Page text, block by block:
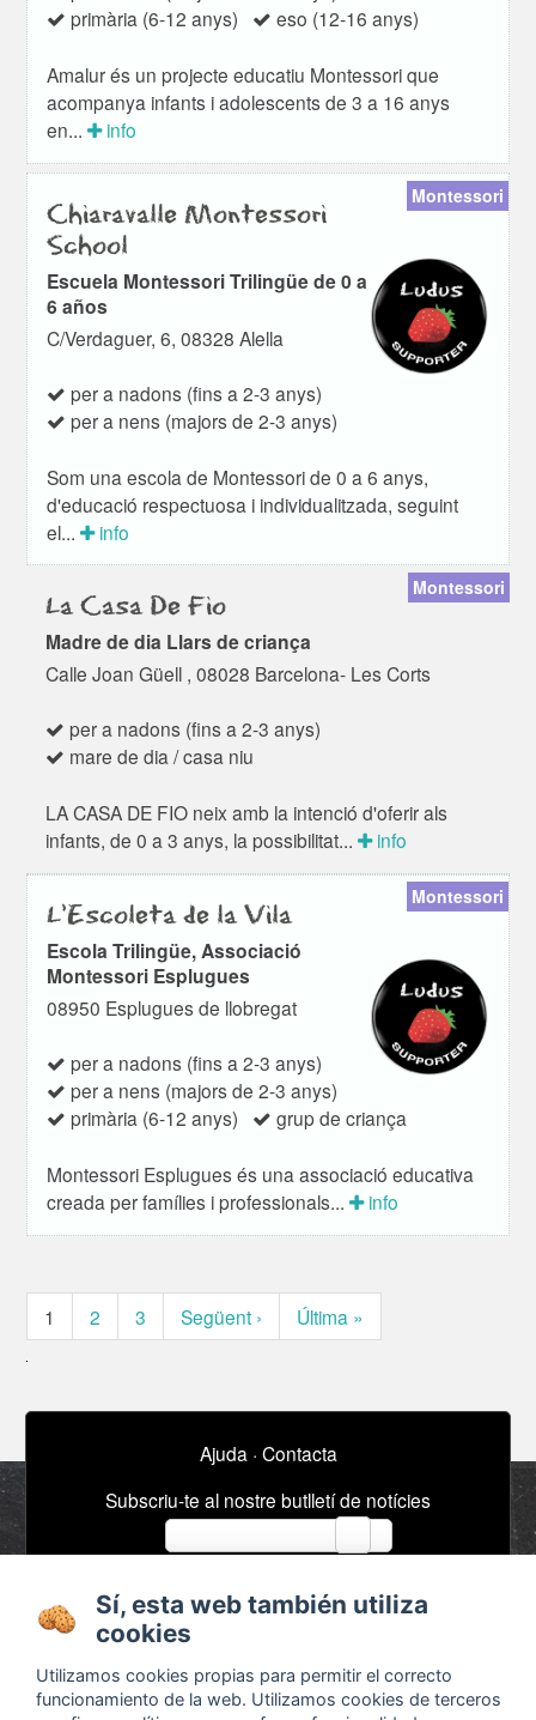
primària (6-12 anys)
eso (12-16 anys)
Amalur és un projecte educatiu Montessori que
acompanya infants i adolescents de 3 a 16 anys
en...
info
Chiaravalle Montessori
School
Montessori
Escuela Montessori Trilingüe de 0 a
6 años
C/Verdaguer, 6, 08328 Alella
per a nadons (fins a 2-3 anys)
per a nens (majors de 2-3 anys)
Som una escola de Montessori de 0 a 6 anys,
d'educació respectuosa i individualitzada, seguint
el...
info
La Casa De Fio
Montessori
Madre de dia Llars de criança
Calle Joan Güell , 08028 Barcelona- Les Corts
per a nadons (fins a 2-3 anys)
mare de dia / casa niu
LA CASA DE FIO neix amb la intenció d'oferir als
infants, de 0 a 3 anys, la possibilitat...
info
L'Escoleta de la Vila
Montessori
Escola Trilingüe, Associació
Montessori Esplugues
08950 Esplugues de llobregat
per a nadons (fins a 2-3 anys)
per a nens (majors de 2-3 anys)
primària (6-12 anys)
grup de criança
Montessori Esplugues és una associació educativa
creada per famílies i professionals...
info
1 2 3 Següent › Última »
Ajuda · Contacta
Subscriu-te al nostre butlletí de notícies
Sobre
Configurar cookies
Anuncis / Feina
Bibliografia
Sí, esta web también utiliza
cookies
Utilizamos cookies propias para permitir el correcto
funcionamiento de la web. Utilizamos cookies de terceros